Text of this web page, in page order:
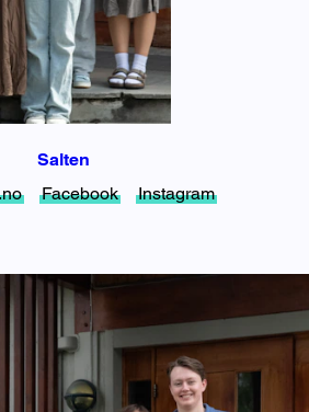
Salten
Facebook Instagram